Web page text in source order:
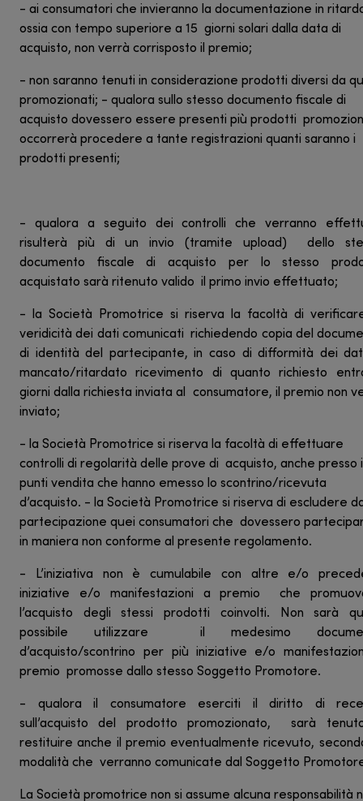
- ai consumatori che invieranno la documentazione in
ossia con tempo superiore a 15 giorni solari dalla data di
acquisto, non verrà corrisposto il premio;
- non saranno tenuti in considerazione prodotti diversi da
promozionati; - qualora sullo stesso documento fiscale di
acquisto dovessero essere presenti più prodotti
occorrerà procedere a tante registrazioni quanti saranno i
prodotti presenti;
- qualora a seguito dei controlli che verranno
risulterà più di un invio (tramite upload) dello
documento fiscale di acquisto per lo stesso
acquistato sarà ritenuto valido il primo invio effettuato;
- la Società Promotrice si riserva la facoltà di
veridicità dei dati comunicati richiedendo copia del
di identità del partecipante, in caso di difformità dei
mancato/ritardato ricevimento di quanto richiesto
giorni dalla richiesta inviata al consumatore, il premio non
inviato;
- la Società Promotrice si riserva la facoltà di effettuare
controlli di regolarità delle prove di acquisto, anche presso i
punti vendita che hanno emesso lo scontrino/ricevuta
d’acquisto. - la Società Promotrice si riserva di escludere
partecipazione quei consumatori che dovessero
in maniera non conforme al presente regolamento.
- L’iniziativa non è cumulabile con altre e/o
iniziative e/o manifestazioni a premio che
l’acquisto degli stessi prodotti coinvolti. Non sarà
possibile utilizzare il medesimo
d’acquisto/scontrino per più iniziative e/o
premio promosse dallo stesso Soggetto Promotore.
- qualora il consumatore eserciti il diritto di
sull’acquisto del prodotto promozionato, sarà
restituire anche il premio eventualmente ricevuto,
modalità che verranno comunicate dal Soggetto
La Società promotrice non si assume alcuna responsabilità